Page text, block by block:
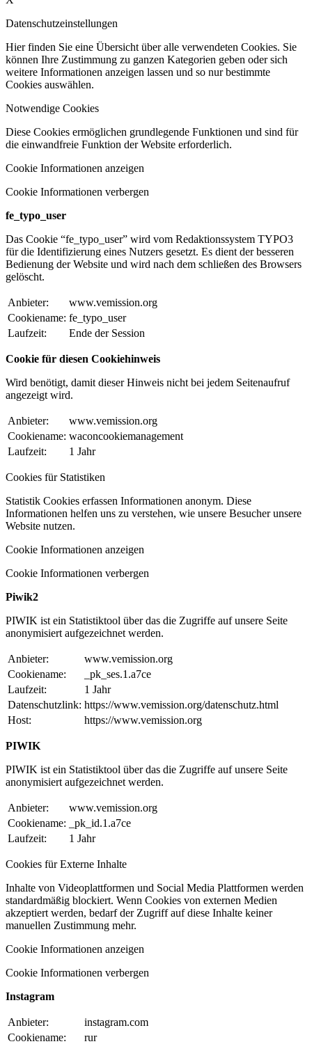
Datenschutzeinstellungen
Hier finden Sie eine Übersicht über alle verwendeten Cookies. Sie
können Ihre Zustimmung zu ganzen Kategorien geben oder sich
weitere Informationen anzeigen lassen und so nur bestimmte
Cookies auswählen.
Notwendige Cookies
Diese Cookies ermöglichen grundlegende Funktionen und sind für
die einwandfreie Funktion der Website erforderlich.
Cookie Informationen anzeigen
Cookie Informationen verbergen
fe_typo_user
Das Cookie “fe_typo_user” wird vom Redaktionssystem TYPO3
für die Identifizierung eines Nutzers gesetzt. Es dient der besseren
Bedienung der Website und wird nach dem schließen des Browsers
gelöscht.
Anbieter:
www.vemission.org
Cookiename: fe_typo_user
Laufzeit:
Ende der Session
Cookie für diesen Cookiehinweis
Wird benötigt, damit dieser Hinweis nicht bei jedem Seitenaufruf
angezeigt wird.
Anbieter:
www.vemission.org
Cookiename: waconcookiemanagement
Laufzeit:
1 Jahr
Cookies für Statistiken
Statistik Cookies erfassen Informationen anonym. Diese
Informationen helfen uns zu verstehen, wie unsere Besucher unsere
Website nutzen.
Cookie Informationen anzeigen
Cookie Informationen verbergen
Piwik2
PIWIK ist ein Statistiktool über das die Zugriffe auf unsere Seite
anonymisiert aufgezeichnet werden.
Anbieter:
www.vemission.org
Cookiename:
_pk_ses.1.a7ce
Laufzeit:
1 Jahr
Datenschutzlink: https://www.vemission.org/datenschutz.html
Host:
https://www.vemission.org
PIWIK
PIWIK ist ein Statistiktool über das die Zugriffe auf unsere Seite
anonymisiert aufgezeichnet werden.
Anbieter:
www.vemission.org
Cookiename:
_pk_id.1.a7ce
Laufzeit:
1 Jahr
Cookies für Externe Inhalte
Inhalte von Videoplattformen und Social Media Plattformen werden
standardmäßig blockiert. Wenn Cookies von externen Medien
akzeptiert werden, bedarf der Zugriff auf diese Inhalte keiner
manuellen Zustimmung mehr.
Cookie Informationen anzeigen
Cookie Informationen verbergen
Instagram
Anbieter:
instagram.com
Cookiename:
rur